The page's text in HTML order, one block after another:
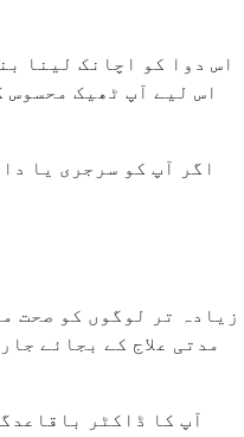
اس دوا کو اچانک لینا
اس لیے آپ ٹھیک محسوس
اگر آپ کو سرجری یا
زیادہ تر لوگوں کو صحت
مدتی علاج کے بجائے
آپ کا ڈاکٹر